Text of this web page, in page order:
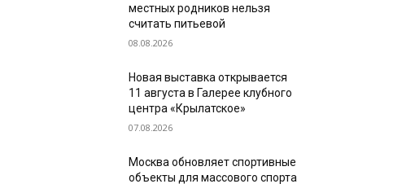
местных родников нельзя
считать питьевой
08.08.2026
Новая выставка открывается
11 августа в Галерее клубного
центра «Крылатское»
07.08.2026
Москва обновляет спортивные
объекты для массового спорта